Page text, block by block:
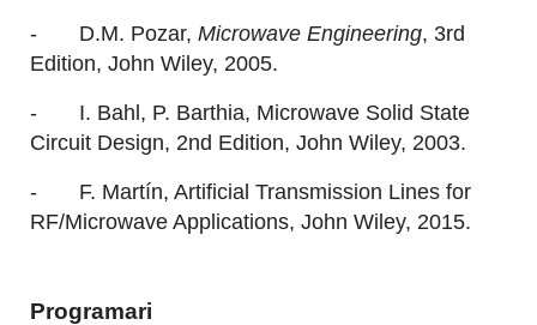
- D.M. Pozar,Microwave Engineering, 3rd
Edition, John Wiley, 2005.
- I. Bahl, P. Barthia, Microwave Solid State
Circuit Design, 2nd Edition, John Wiley, 2003.
- F. Martín, Artificial Transmission Lines for
RF/Microwave Applications, John Wiley, 2015.
Programari